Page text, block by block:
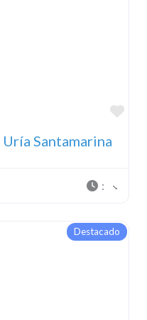
Santamarina
:
Destacado